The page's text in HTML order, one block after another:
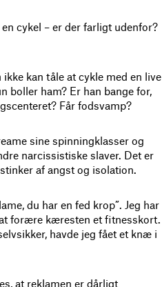
cykel – er der farligt udenfor?
kan tåle at cykle med en live
boller ham? Er han bange for,
Får fodsvamp?
sine spinningklasser og
narcissistiske slaver. Det er
af angst og isolation.
du har en fed krop”. Jeg har
forære kæresten et fitnesskort.
havde jeg fået et knæ i
at reklamen er dårligt